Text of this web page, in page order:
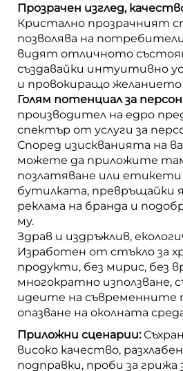
Прозрачен изглед,
Кристално прозрачният
позволява на
видят отличното
създавайки интуитивно
и провокиращо желанието
Голям потенциал за
производител на едро
спектър от услуги за
Според изискванията на
можете да приложите
позлатяване или
бутилката, превръщайки
реклама на бранда и
му.
Здрав и издръжлив,
Изработен от стъкло за
продукти, без мирис, без
многократно използване,
идеите на съвременните
опазване на околната
Приложни сценарии:
високо качество,
подправки, проби за грижа